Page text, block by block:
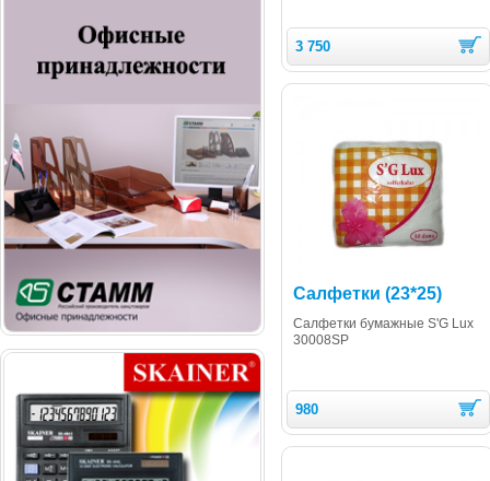
3 750
Салфетки (23*25)
Салфетки бумажные S'G Lux
30008SP
980